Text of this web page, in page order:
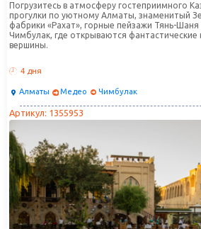
Погрузитесь в атмосферу гостеприимного
прогулки по уютному Алматы, знаменитый
фабрики «Рахат», горные пейзажи Тянь-
Чимбулак, где открываются
вершины.
4 дня
Алматы Медео Чимбулак
Артикул: 1355953